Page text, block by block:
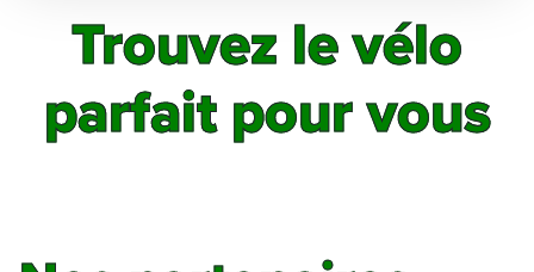
Trouvez le vélo
parfait pour vous
Trouvez le vélo
parfait pour vous